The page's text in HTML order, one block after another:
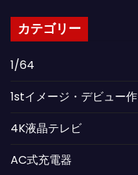
カテゴリー
1/64
1stイメージ・デビュー作
4K液晶テレビ
AC式充電器